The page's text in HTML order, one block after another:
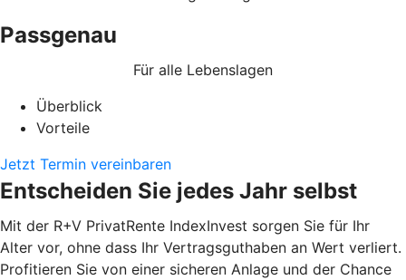
Passgenau
Für alle Lebenslagen
Überblick
Vorteile
Jetzt Termin vereinbaren
Entscheiden Sie jedes Jahr selbst
Mit der R+V PrivatRente IndexInvest sorgen Sie für Ihr
Alter vor, ohne dass Ihr Vertragsguthaben an Wert verliert.
Profitieren Sie von einer sicheren Anlage und der Chance